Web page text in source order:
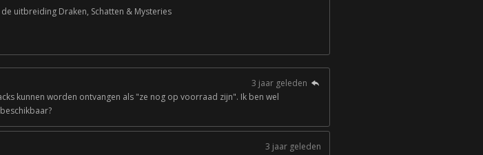
uitbreiding Draken, Schatten & Mysteries
3 jaar geleden
kunnen worden ontvangen als "ze nog op voorraad zijn". Ik ben wel
3 jaar geleden